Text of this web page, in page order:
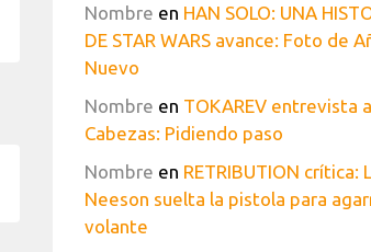
Nombre en HAN SOLO: UNA
DE STAR WARS avance: Foto de
Nuevo
Nombre en TOKAREV entrevista
Cabezas: Pidiendo paso
Nombre en RETRIBUTION crítica:
Neeson suelta la pistola para
volante